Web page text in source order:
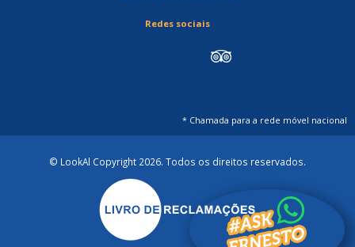
Redes sociais
* Chamada para a rede móvel nacional
© LookAl Copyright 2026. Todos os direitos reservados.